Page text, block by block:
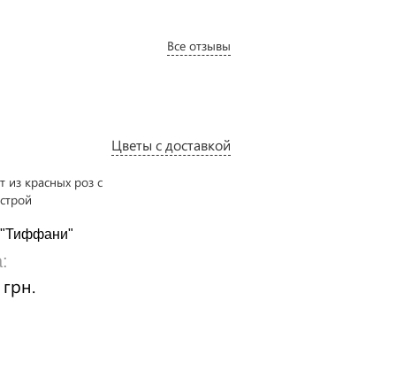
Все отзывы
Цветы с доставкой
"Тиффани"